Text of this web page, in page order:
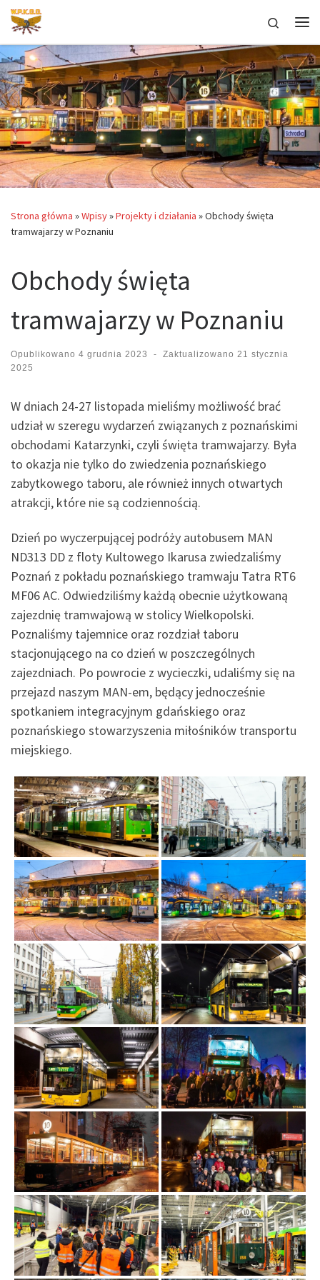
Przejdź do treści
Search
Strona główna »Wpisy»Projekty i działania »Obchody święta
tramwajarzy w Poznaniu
Obchody święta
tramwajarzy w Poznaniu
Opublikowano 4 grudnia 2023 - Zaktualizowano 21 stycznia
2025
W dniach 24-27 listopada mieliśmy możliwość brać
udział w szeregu wydarzeń związanych z poznańskimi
obchodami Katarzynki, czyli święta tramwajarzy. Była
to okazja nie tylko do zwiedzenia poznańskiego
zabytkowego taboru, ale również innych otwartych
atrakcji, które nie są codziennością.
Dzień po wyczerpującej podróży autobusem MAN
ND313 DD z floty Kultowego Ikarusa zwiedzaliśmy
Poznań z pokładu poznańskiego tramwaju Tatra RT6
MF06 AC. Odwiedziliśmy każdą obecnie użytkowaną
zajezdnię tramwajową w stolicy Wielkopolski.
Poznaliśmy tajemnice oraz rozdział taboru
stacjonującego na co dzień w poszczególnych
zajezdniach. Po powrocie z wycieczki, udaliśmy się na
przejazd naszym MAN-em, będący jednocześnie
spotkaniem integracyjnym gdańskiego oraz
poznańskiego stowarzyszenia miłośników transportu
miejskiego.